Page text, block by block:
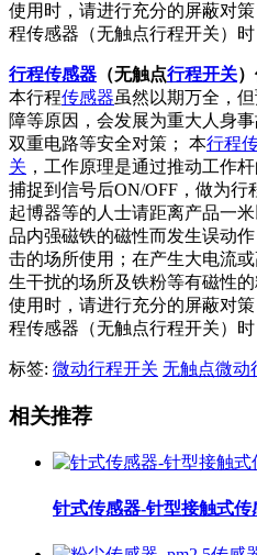
使用时，请进行充分的屏蔽对
程传感器（无触点行程开关）时
行程传感器 （无触点行程开关
本行程传感器虽然以期万全，
障等原因，会发展为重大人身
双重电路等安全对策； 本行程
关 ，工作原理是通过推动工作
捕捉到信号后ON/OFF，做为行
起博器等的人士请距离产品一
品内强磁铁的磁性而发生误动
击的场所使用；在产生大电流
生干扰的场所及铁粉等有磁性
使用时，请进行充分的屏蔽对
程传感器（无触点行程开关）时
标签: 微动行程开关 无触点微动
相关推荐
针式传感器-针型接触式传